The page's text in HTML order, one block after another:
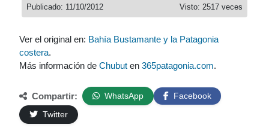
Visto: 2517 veces
Publicado: 11/10/2012
Ver el original en: Bahía Bustamante y la Patagonia
costera.
Más información de Chubut en 365patagonia.com.
Compartir: WhatsApp
Facebook
Twitter